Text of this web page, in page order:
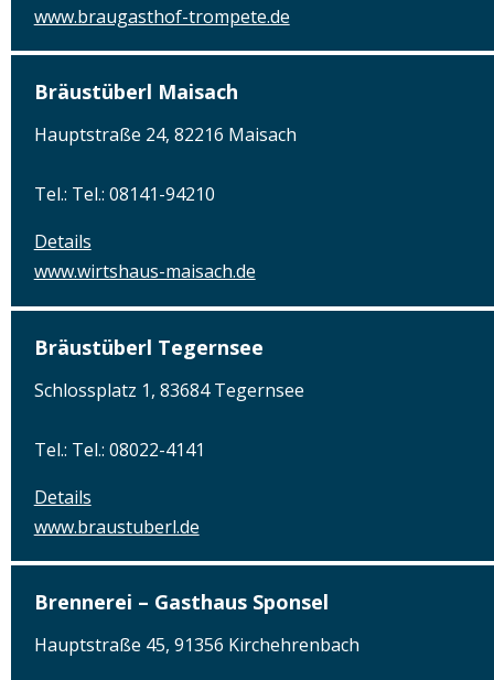
www.braugasthof-trompete.de
Bräustüberl Maisach
Hauptstraße 24, 82216 Maisach
Tel.: Tel.: 08141-94210
Details
www.wirtshaus-maisach.de
Bräustüberl Tegernsee
Schlossplatz 1, 83684 Tegernsee
Tel.: Tel.: 08022-4141
Details
www.braustuberl.de
Brennerei – Gasthaus Sponsel
Hauptstraße 45, 91356 Kirchehrenbach